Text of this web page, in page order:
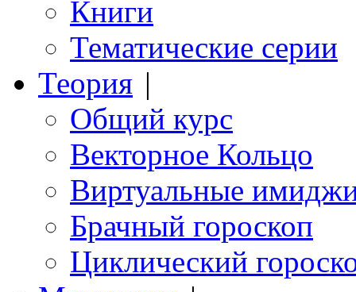
Книги
Тематические серии
Теория |
Общий курс
Векторное Кольцо
Виртуальные
Брачный гороскоп
Циклический